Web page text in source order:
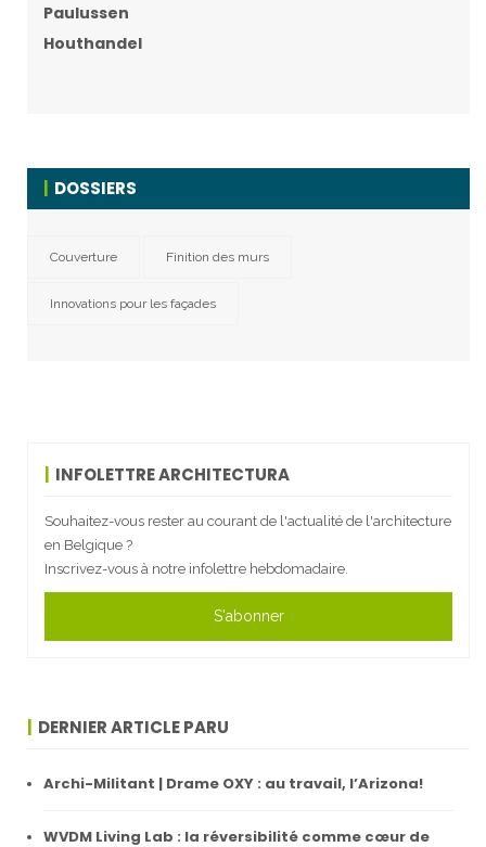
Paulussen
Houthandel
DOSSIERS
Couverture Finition des murs
Innovations pour les façades
INFOLETTRE ARCHITECTURA
Souhaitez-vous rester au courant de l'actualité de l'architecture
en Belgique ?
Inscrivez-vous à notre infolettre hebdomadaire.
S'abonner
DERNIER ARTICLE PARU
Archi-Militant | Drame OXY : au travail, l’Arizona!
WVDM Living Lab : la réversibilité comme cœur de